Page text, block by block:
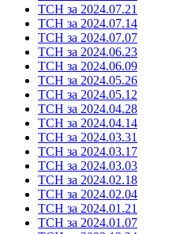
ТСН за 2024.07.21
ТСН за 2024.07.14
ТСН за 2024.07.07
ТСН за 2024.06.23
ТСН за 2024.06.09
ТСН за 2024.05.26
ТСН за 2024.05.12
ТСН за 2024.04.28
ТСН за 2024.04.14
ТСН за 2024.03.31
ТСН за 2024.03.17
ТСН за 2024.03.03
ТСН за 2024.02.18
ТСН за 2024.02.04
ТСН за 2024.01.21
ТСН за 2024.01.07